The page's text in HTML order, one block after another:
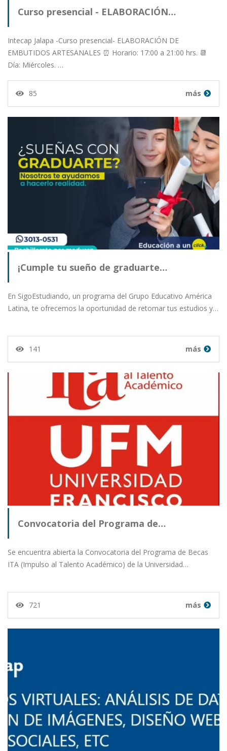
Curso presencial - ELABORACIÓN…
Intecap Jalapa -Curso presencial- ELABORACIÓN DE
EMBUTIDOS ARTESANALES ⏰ Horario: 17:00 a 21:00 hrs. 📆
Día: Miércoles. …
85 más
¡Cumple tu sueño de graduarte…
En SigoEstudiando, un programa del Grupo Educativo América
Latina, te ofrecemos la oportunidad de retomar tus estudios y…
141 más
Convocatoria del Programa de…
Se encuentra abierta la Convocatoria del Programa de Becas
ITA (Impulso al Talento Académico) de la Universidad…
721 más